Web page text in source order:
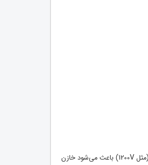
در بسیاری از بردهای دستگاه جوش اینورتر از خازن‌های پلی‌استر ولتاژ بالا برای مدار اسنابر یا حذف نویز کلکتور ترانزیستورها و IGBT استفاده می‌شود. انتخاب ولتاژ مناسب (مثل 1200V) باعث می‌شود خازن